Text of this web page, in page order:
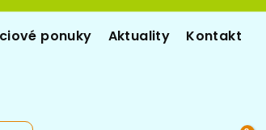
ponuky Aktuality Kontakt